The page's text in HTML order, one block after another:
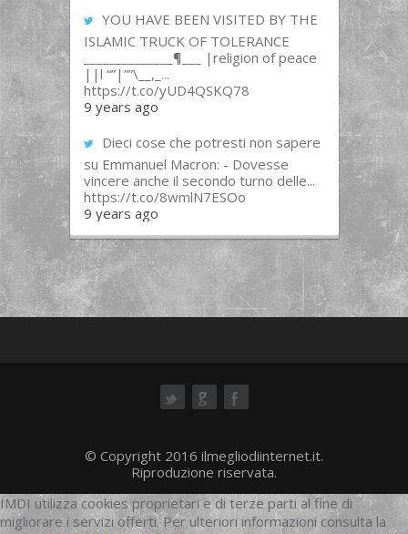
YOU HAVE BEEN VISITED BY THE
ISLAMIC TRUCK OF TOLERANCE
______________¶___ |religion of peace
||l “”|””\__,_...
https://t.co/yUD4QSKQ78
9 years ago
Dieci cose che potresti non sapere
su Emmanuel Macron: - Dovesse
vincere anche il secondo turno delle...
https://t.co/8wmlN7ESOo
9 years ago
© Copyright 2016 ilmegliodiinternet.it.
Riproduzione riservata.
IMDI utilizza cookies proprietari e di terze parti al fine di
migliorare i servizi offerti. Per ulteriori informazioni consulta la